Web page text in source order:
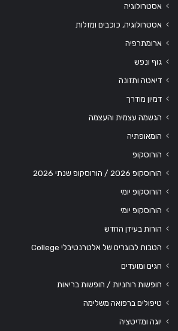
אסטרולוגיה
אסטרולוגיה, כוכבים ומזלות
ארומתרפיה
גוף ונפש
דיאטה ותזונה
דמיון מודרך
הגשמה עצמית והעצמה
הומאופתיה
הורוסקופ
הורוסקופ 2026 / הורוסקופ שנתי 2026
הורוסקופ יומי
הורוסקופ יומי
הורות בעידן החדש
הטבות לבוגרים של אלטרנטיבלי College
חגים ומועדים
חופשות רוחניות / חופשות בריאות
טיפולים ברפואה משלימה
יוגה ומדיטציה